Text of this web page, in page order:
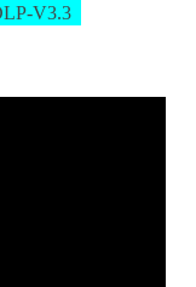
V3.3